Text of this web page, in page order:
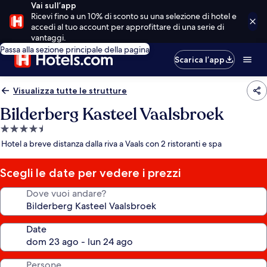
Vai sull’app
Ricevi fino a un 10% di sconto su una selezione di hotel e
accedi al tuo account per approfittare di una serie di
vantaggi.
Passa alla sezione principale della pagina
Scarica l’app
Visualizza tutte le strutture
Bilderberg Kasteel Vaalsbroek
Struttura
a
stelle
Hotel a breve distanza dalla riva a Vaals con 2 ristoranti e spa
Scegli le date per vedere i prezzi
Dove vuoi andare?
Date